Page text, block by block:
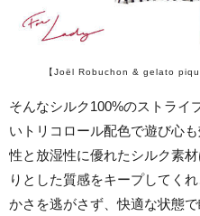
【Joël Robuchon & gelato
そんなシルク100%のストライ
いトリコロール配色で遊び心
性と放湿性に優れたシルク素
りとした質感をキープしてく
かさを逃がさず、快適な状態